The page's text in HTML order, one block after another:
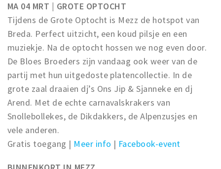
MA 04 MRT | GROTE OPTOCHT
Tijdens de Grote Optocht is Mezz de hotspot van
Breda. Perfect uitzicht, een koud pilsje en een
muziekje. Na de optocht hossen we nog even door.
De Bloes Broeders zijn vandaag ook weer van de
partij met hun uitgedoste platencollectie. In de
grote zaal draaien dj’s Ons Jip & Sjanneke en dj
Arend. Met de echte carnavalskrakers van
Snollebollekes, de Dikdakkers, de Alpenzusjes en
vele anderen.
Gratis toegang | Meer info | Facebook-event